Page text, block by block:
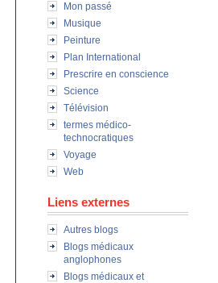
Mon passé
Musique
Peinture
Plan International
Prescrire en conscience
Science
Télévision
termes médico-
technocratiques
Voyage
Web
Liens externes
Autres blogs
Blogs médicaux
anglophones
Blogs médicaux et